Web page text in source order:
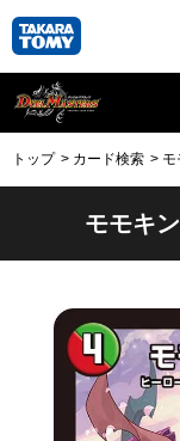
トップ カード検索
モモキ